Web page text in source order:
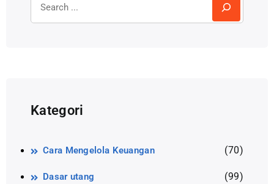
Kategori
Cara Mengelola Keuangan (70)
Dasar utang (99)